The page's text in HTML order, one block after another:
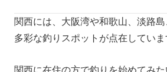
大阪湾エリアの釣りスポット
関西には、大阪湾や和歌山、淡路島
多彩な釣りスポットが点在していま